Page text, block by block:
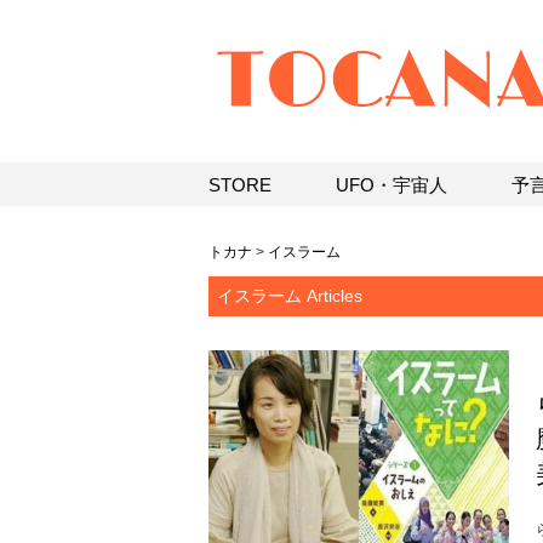
トカナ > イスラーム
イスラーム Articles
STORE UFO・宇宙人 予